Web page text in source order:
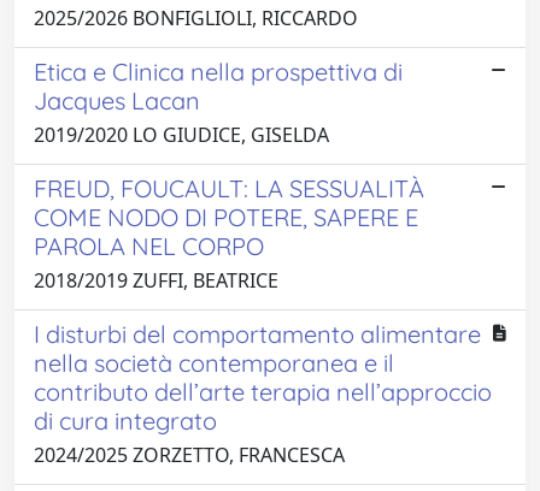
2025/2026 BONFIGLIOLI, RICCARDO
Etica e Clinica nella prospettiva di
Jacques Lacan
2019/2020 LO GIUDICE, GISELDA
FREUD, FOUCAULT: LA SESSUALITÀ
COME NODO DI POTERE, SAPERE E
PAROLA NEL CORPO
2018/2019 ZUFFI, BEATRICE
I disturbi del comportamento alimentare
nella società contemporanea e il
contributo dell’arte terapia nell’approccio
di cura integrato
2024/2025 ZORZETTO, FRANCESCA